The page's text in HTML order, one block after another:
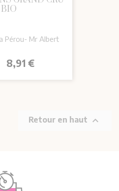
BIO
Pérou- Mr Albert
Prix
8,91 €
Retour en haut 